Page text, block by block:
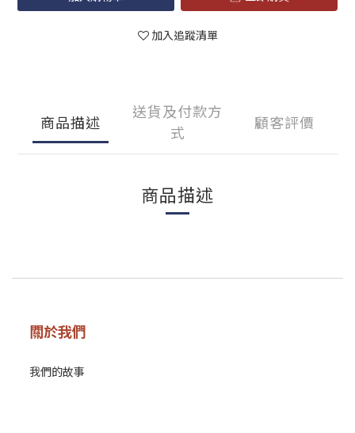
加入追蹤清單
商品描述
送貨及付款方
式
顧客評價
商品描述
關於我們
我們的故事